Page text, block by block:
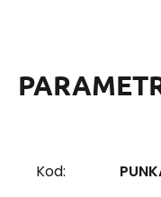
Kod: